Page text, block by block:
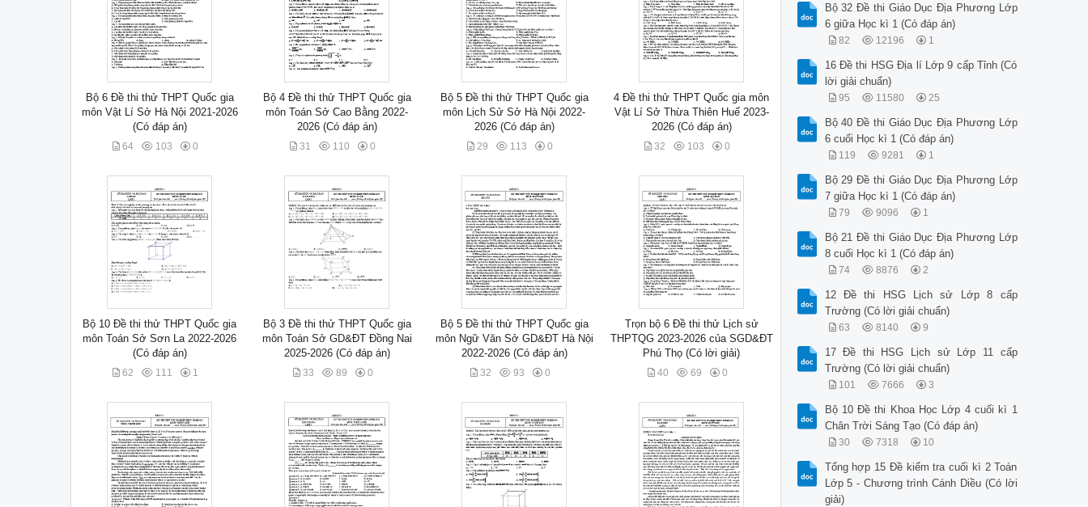
Bộ 6 Đề thi thử THPT Quốc gia
môn Vật Lí Sở Hà Nội 2021-2026
(Có đáp án)
64 103 0
Bộ 4 Đề thi thử THPT Quốc gia
môn Toán Sở Cao Bằng 2022-
2026 (Có đáp án)
31 110 0
Bộ 5 Đề thi thử THPT Quốc gia
môn Lịch Sử Sở Hà Nội 2022-
2026 (Có đáp án)
29 113 0
4 Đề thi thử THPT Quốc gia môn
Vật Lí Sở Thừa Thiên Huế 2023-
2026 (Có đáp án)
32 103 0
Bộ 10 Đề thi thử THPT Quốc gia
môn Toán Sở Sơn La 2022-2026
(Có đáp án)
62 111 1
Bộ 3 Đề thi thử THPT Quốc gia
môn Toán Sở GD&ĐT Đồng Nai
2025-2026 (Có đáp án)
33 89 0
Bộ 5 Đề thi thử THPT Quốc gia
môn Ngữ Văn Sở GD&ĐT Hà Nội
2022-2026 (Có đáp án)
32 93 0
Trọn bộ 6 Đề thi thử Lịch sử
THPTQG 2023-2026 của SGD&ĐT
Phú Thọ (Có lời giải)
40 69 0
Bộ 32 Đề thi Giáo Dục Địa Phương Lớp
6 giữa Học kì 1 (Có đáp án)
82 12196 1
16 Đề thi HSG Địa lí Lớp 9 cấp Tỉnh (Có
lời giải chuẩn)
95 11580 25
Bộ 40 Đề thi Giáo Dục Địa Phương Lớp
6 cuối Học kì 1 (Có đáp án)
119 9281 1
Bộ 29 Đề thi Giáo Dục Địa Phương Lớp
7 giữa Học kì 1 (Có đáp án)
79 9096 1
Bộ 21 Đề thi Giáo Dục Địa Phương Lớp
8 cuối Học kì 1 (Có đáp án)
74 8876 2
12 Đề thi HSG Lịch sử Lớp 8 cấp
Trường (Có lời giải chuẩn)
63 8140 9
17 Đề thi HSG Lịch sử Lớp 11 cấp
Trường (Có lời giải chuẩn)
101 7666 3
Bộ 10 Đề thi Khoa Học Lớp 4 cuối kì 1
Chân Trời Sáng Tạo (Có đáp án)
30 7318 10
Tổng hợp 15 Đề kiểm tra cuối kì 2 Toán
Lớp 5 - Chương trình Cánh Diều (Có lời
giải)